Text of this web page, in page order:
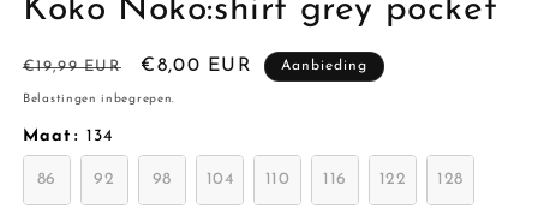
Koko Noko:shirt grey pocket
Normale
prijs
€19,99 EUR Aanbiedingsprijs
€8,00 EUR Aanbieding
Belastingen inbegrepen.
Maat : 134
86 92 98 104 110 116 122 128